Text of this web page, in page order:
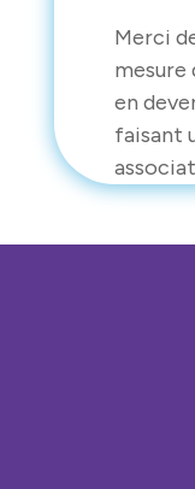
Merci
mesure
en
faisant